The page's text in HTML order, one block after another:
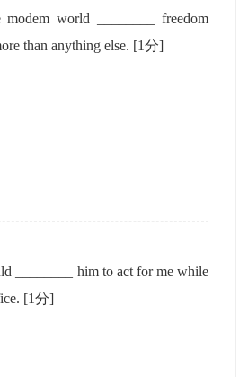
world ________ freedom
than anything else. [1分]
________ him to act for me while
[1分]